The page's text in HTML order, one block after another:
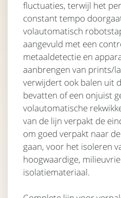
fluctuaties, terwijl het
constant tempo
volautomatisch
aangevuld met een
metaaldetectie en
aanbrengen van prints/
verwijdert ook balen uit
bevatten of een onjuist
volautomatische
van de lijn verpakt de
om goed verpakt naar
gaan, voor het isoleren
hoogwaardige,
isolatiemateriaal.